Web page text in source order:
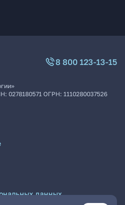
8 800 123-13-15
0278180571 ОГРН: 1110280037526
данных